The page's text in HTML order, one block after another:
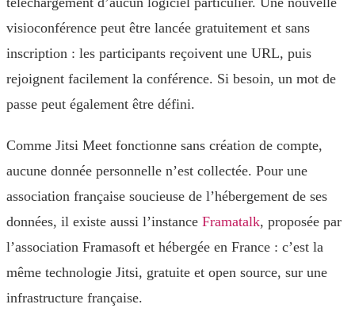
visioconférence peut être lancée gratuitement et sans
inscription : les participants reçoivent une URL, puis
rejoignent facilement la conférence. Si besoin, un mot de
passe peut également être défini.
Comme Jitsi Meet fonctionne sans création de compte,
aucune donnée personnelle n’est collectée. Pour une
association française soucieuse de l’hébergement de ses
données, il existe aussi l’instance Framatalk, proposée par
l’association Framasoft et hébergée en France : c’est la
même technologie Jitsi, gratuite et open source, sur une
infrastructure française.